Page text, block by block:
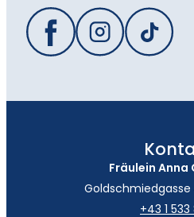
Fräulein Anna
Goldschmiedgasse
+43 1 533